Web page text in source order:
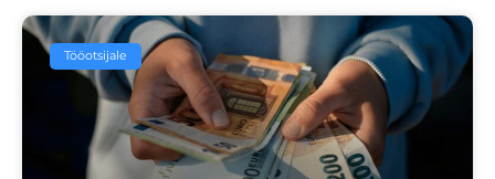
Tööotsijale